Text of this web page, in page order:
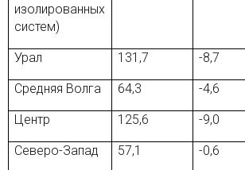
изолированных
систем)
Урал 131,7 -8,7
Средняя Волга 64,3 -4,6
Центр 125,6 -9,0
Северо-Запад 57,1 -0,6